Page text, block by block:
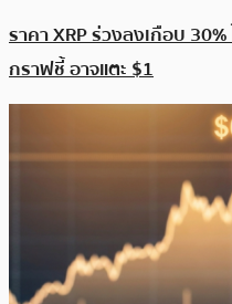
ราคา XRP ร่วงลงเกือบ
กราฟชี้ อาจแตะ $1